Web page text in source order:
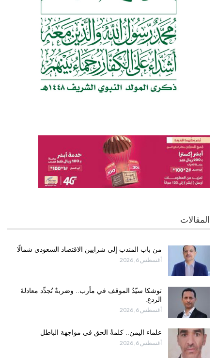
المقالات
من باب المندب إلى شرايين الاقتصاد السعودي شمالًا
أغسطس 6, 2026
توشكا سيّدُ الموقف في مأرب.. وضربةٌ تُجدِّد معادلةَ
الردع.
أغسطس 6, 2026
علماء اليمن.. كلمةُ الحق في مواجهة الباطل
أغسطس 6, 2026